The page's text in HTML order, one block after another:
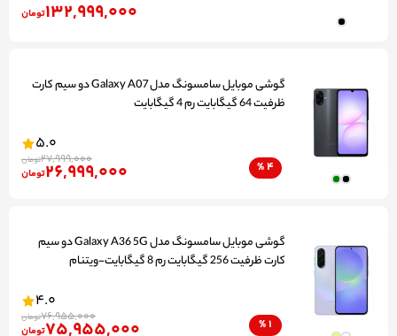
132,999,000تومان
گوشی موبایل سامسونگ مدل Galaxy A07 دو سیم کارت
ظرفیت 64 گیگابایت رم 4 گیگابایت
5.0
4
%
27,999,000تومان 26,999,000تومان
گوشی موبايل سامسونگ مدل Galaxy A36 5G دو سیم
کارت ظرفیت 256 گیگابایت رم 8 گیگابایت-ویتنام
4.0
1
%
76,955,000تومان 75,955,000تومان